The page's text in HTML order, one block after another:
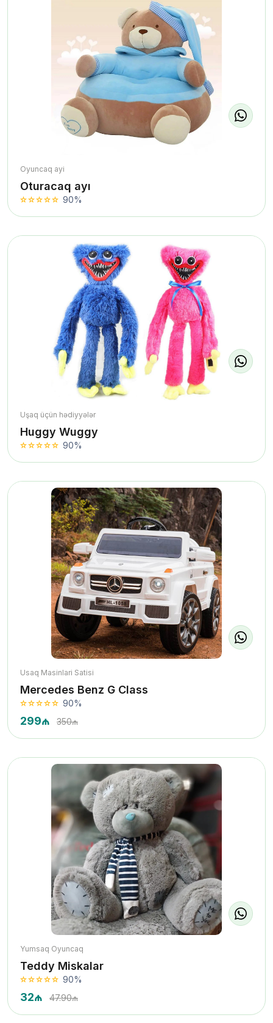
Oyuncaq ayi
Oturacaq ayı
90%
Uşaq üçün hədiyyələr
Huggy Wuggy
90%
Usaq Masinlari Satisi
Mercedes Benz G Class
90%
299₼ 350₼
Yumsaq Oyuncaq
Teddy Miskalar
90%
32₼ 47.90₼